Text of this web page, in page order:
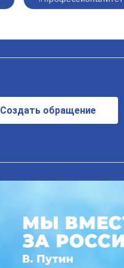
Создать обращение